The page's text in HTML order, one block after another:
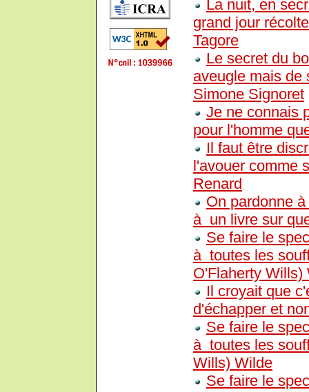
La nuit, en
grand jour
Tagore
Le secret du
aveugle mais de
Simone Signoret
Je ne connais
pour l'homme
Il faut être
l'avouer comme
Renard
On pardonne
à un livre sur
Se faire le
à toutes les
O'Flaherty Wills)
Il croyait que
d'échapper et
Se faire le
à toutes les
Wills) Wilde
Se faire le